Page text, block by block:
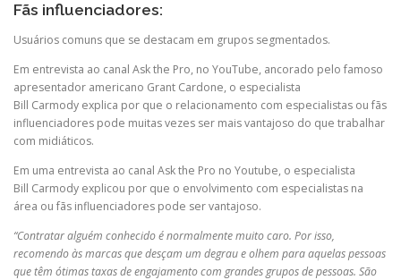
Fãs influenciadores:
Usuários comuns que se destacam em grupos segmentados.
Em entrevista ao canal Askthe Pro, no YouTube, ancorado pelo famoso
apresentador americano Grant Cardone, o especialista
Bill Carmody explica por que o relacionamento com especialistas ou fãs
influenciadores pode muitas vezes ser mais vantajoso do que trabalhar
com midiáticos.
Em uma entrevista ao canal Askthe Pro no Youtube, o especialista
Bill Carmody explicou por que o envolvimento com especialistas na
área ou fãs influenciadores pode ser vantajoso.
“Contratar alguém conhecido é normalmente muito caro. Por isso,
recomendo às marcas que desçam um degrau e olhem para aquelas pessoas
que têm ótimas taxas de engajamento com grandes grupos de pessoas. São